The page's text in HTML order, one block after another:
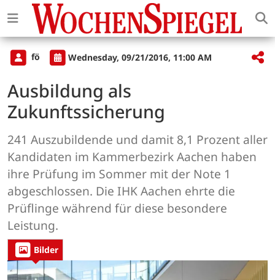
fö Wednesday, 09/21/2016, 11:00 AM
Ausbildung als
Zukunftssicherung
241 Auszubildende und damit 8,1 Prozent aller
Kandidaten im Kammerbezirk Aachen haben
ihre Prüfung im Sommer mit der Note 1
abgeschlossen. Die IHK Aachen ehrte die
Prüflinge während für diese besondere
Leistung.
Bilder